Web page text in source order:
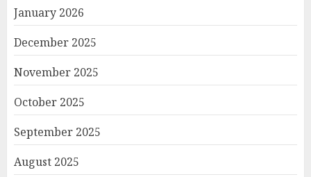
January 2026
December 2025
November 2025
October 2025
September 2025
August 2025